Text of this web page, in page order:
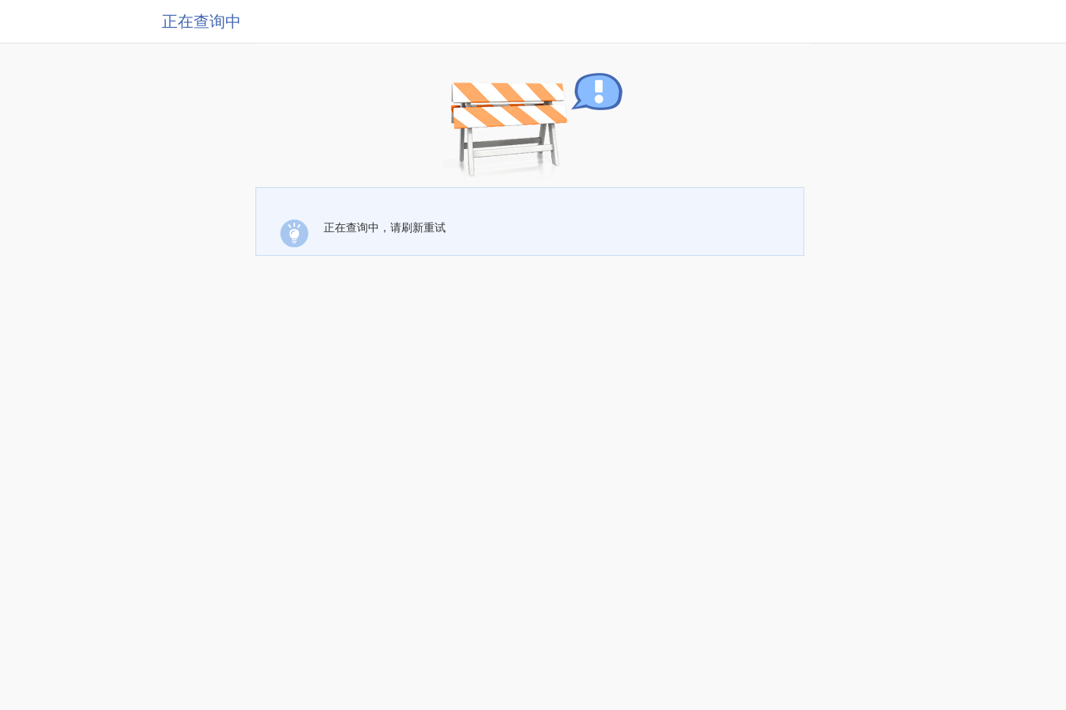
正在查询中
正在查询中，请刷新重试